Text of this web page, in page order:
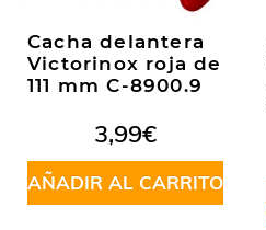
Cacha delantera
Victorinox roja de
111 mm C-8900.9
3,99€
AÑADIR AL CARRITO